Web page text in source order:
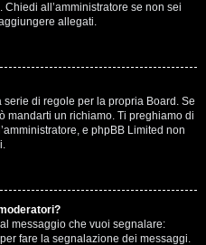
all’amministratore se non sei
allegati.
di regole per la propria Board. Se
mandarti un richiamo. Ti preghiamo di
e phpBB Limited non
messaggio che vuoi segnalare:
fare la segnalazione dei messaggi.